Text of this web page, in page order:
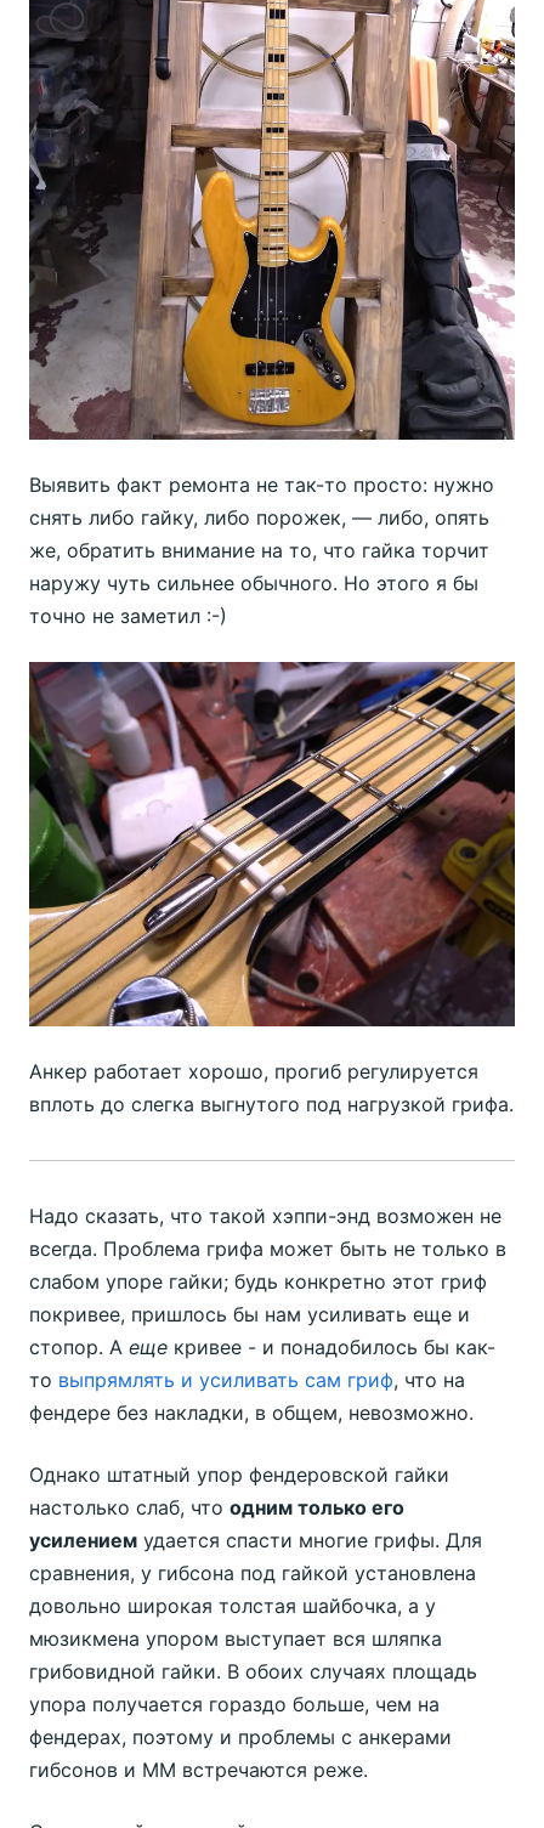
Выявить факт ремонта не так-то просто: нужно
снять либо гайку, либо порожек, — либо, опять
же, обратить внимание на то, что гайка торчит
наружу чуть сильнее обычного. Но этого я бы
точно не заметил :-)
Анкер работает хорошо, прогиб регулируется
вплоть до слегка выгнутого под нагрузкой грифа.
Надо сказать, что такой хэппи-энд возможен не
всегда. Проблема грифа может быть не только в
слабом упоре гайки; будь конкретно этот гриф
покривее, пришлось бы нам усиливать еще и
стопор. А еще кривее - и понадобилось бы как-
то выпрямлять и усиливать сам гриф, что на
фендере без накладки, в общем, невозможно.
Однако штатный упор фендеровской гайки
настолько слаб, что одним только его
усилением удается спасти многие грифы. Для
сравнения, у гибсона под гайкой установлена
довольно широкая толстая шайбочка, а у
мюзикмена упором выступает вся шляпка
грибовидной гайки. В обоих случаях площадь
упора получается гораздо больше, чем на
фендерах, поэтому и проблемы с анкерами
гибсонов и ММ встречаются реже.